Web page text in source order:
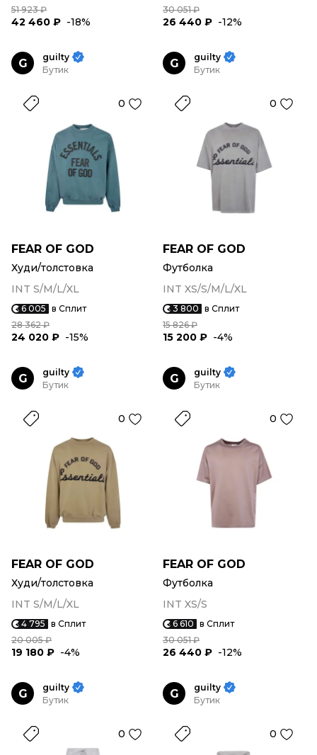
51 923 ₽
42 460 ₽ -18%
30 051 ₽
26 440 ₽ -12%
G
guilty
Бутик
0
FEAR OF GOD
Худи/толстовка
INT S/M/L/XL
6 005 в Сплит
28 362 ₽
24 020 ₽ -15%
G
guilty
Бутик
0
FEAR OF GOD
Футболка
INT XS/S/M/L/XL
3 800 в Сплит
15 826 ₽
15 200 ₽ -4%
G
guilty
Бутик
0
FEAR OF GOD
Худи/толстовка
INT S/M/L/XL
4 795 в Сплит
20 005 ₽
19 180 ₽ -4%
G
guilty
Бутик
0
FEAR OF GOD
Футболка
INT XS/S
6 610 в Сплит
30 051 ₽
26 440 ₽ -12%
G
guilty
Бутик
0
G
guilty
Бутик
0